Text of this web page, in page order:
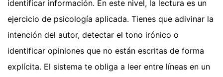
identificar información. En este nivel, la lectura es un
ejercicio de psicología aplicada. Tienes que adivinar la
intención del autor, detectar el tono irónico o
identificar opiniones que no están escritas de forma
explícita. El sistema te obliga a leer entre líneas en un